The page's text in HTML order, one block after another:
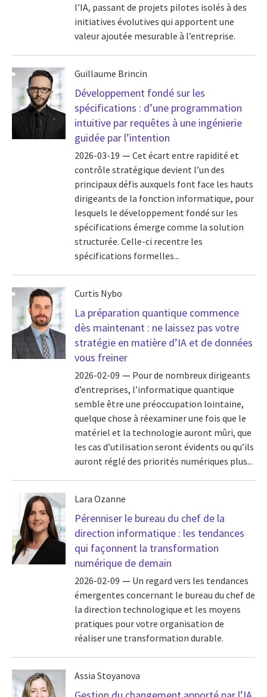
l’IA, passant de projets pilotes isolés à des
initiatives évolutives qui apportent une
valeur ajoutée mesurable à l’entreprise.
Guillaume Brincin
Développement fondé sur les
spécifications : d’une programmation
intuitive par requêtes à une ingénierie
guidée par l’intention
2026-03-19
Cet écart entre rapidité et
contrôle stratégique devient l’un des
principaux défis auxquels font face les hauts
dirigeants de la fonction informatique, pour
lesquels le développement fondé sur les
spécifications émerge comme la solution
structurée. Celle-ci recentre les
spécifications formelles...
Curtis Nybo
La préparation quantique commence
dès maintenant : ne laissez pas votre
stratégie en matière d’IA et de données
vous freiner
2026-02-09
Pour de nombreux dirigeants
d’entreprises, l’informatique quantique
semble être une préoccupation lointaine,
quelque chose à réexaminer une fois que le
matériel et la technologie auront mûri, que
les cas d’utilisation seront évidents ou qu’ils
auront réglé des priorités numériques plus...
Lara Ozanne
Pérenniser le bureau du chef de la
direction informatique : les tendances
qui façonnent la transformation
numérique de demain
2026-02-09
Un regard vers les tendances
émergentes concernant le bureau du chef de
la direction technologique et les moyens
pratiques pour votre organisation de
réaliser une transformation durable.
Assia Stoyanova